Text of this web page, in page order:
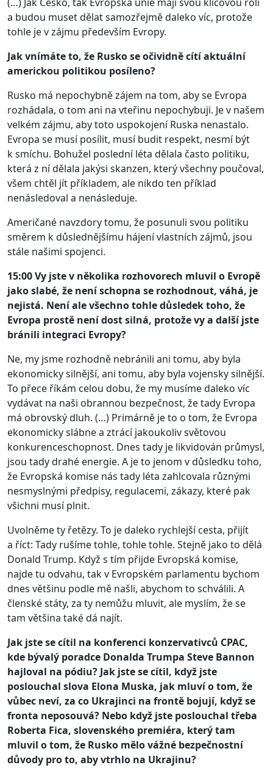
a budou muset dělat samozřejmě daleko víc, protože
tohle je v zájmu především Evropy.
Jak vnímáte to, že Rusko se očividně cítí aktuální
americkou politikou posíleno?
Rusko má nepochybně zájem na tom, aby se Evropa
rozhádala, o tom ani na vteřinu nepochybuji. Je v našem
velkém zájmu, aby toto uspokojení Ruska nenastalo.
Evropa se musí posílit, musí budit respekt, nesmí být
k smíchu. Bohužel poslední léta dělala často politiku,
která z ní dělala jakýsi skanzen, který všechny poučoval,
všem chtěl jít příkladem, ale nikdo ten příklad
nenásledoval a nenásleduje.
Američané navzdory tomu, že posunuli svou politiku
směrem k důslednějšímu hájení vlastních zájmů, jsou
stále našimi spojenci.
15:00 Vy jste v několika rozhovorech mluvil o Evropě
jako slabé, že není schopna se rozhodnout, váhá, je
nejistá. Není ale všechno tohle důsledek toho, že
Evropa prostě není dost silná, protože vy a další jste
bránili integraci Evropy?
Ne, my jsme rozhodně nebránili ani tomu, aby byla
ekonomicky silnější, ani tomu, aby byla vojensky silnější.
To přece říkám celou dobu, že my musíme daleko víc
vydávat na naši obrannou bezpečnost, že tady Evropa
má obrovský dluh. (…) Primárně je to o tom, že Evropa
ekonomicky slábne a ztrácí jakoukoliv světovou
konkurenceschopnost. Dnes tady je likvidován průmysl,
jsou tady drahé energie. A je to jenom v důsledku toho,
že Evropská komise nás tady léta zahlcovala různými
nesmyslnými předpisy, regulacemi, zákazy, které pak
všichni musí plnit.
Uvolněme ty řetězy. To je daleko rychlejší cesta, přijít
a říct: Tady rušíme tohle, tohle tohle. Stejně jako to dělá
Donald Trump. Když s tím přijde Evropská komise,
najde tu odvahu, tak v Evropském parlamentu bychom
dnes většinu podle mě našli, abychom to schválili. A
členské státy, za ty nemůžu mluvit, ale myslím, že se
tam většina také dá najít.
Jak jste se cítil na konferenci konzervativců CPAC,
kde bývalý poradce Donalda Trumpa Steve Bannon
hajloval na pódiu? Jak jste se cítil, když jste
poslouchal slova Elona Muska, jak mluví o tom, že
vůbec neví, za co Ukrajinci na frontě bojují, když se
fronta neposouvá? Nebo když jste poslouchal třeba
Roberta Fica, slovenského premiéra, který tam
mluvil o tom, že Rusko mělo vážné bezpečnostní
důvody pro to, aby vtrhlo na Ukrajinu?